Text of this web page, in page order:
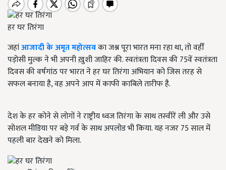
हर घर तिरंगा
जहांआजादी के अमृत महोत्सवका जश्न पूरा भारत मना रहा था, तो वहीँ
पड़ोसी मुल्क ने भी अपनी ख़ुशी जाहिर की. स्वतंत्रता दिवस की 75वें स्वतंत्रता
दिवस की वर्षगांठ पर भारत ने हर घर तिरंगा अभियान को जिस तरह से
सफल बनाया है, वह अपने आप में काफी काबिले तारीफ है.
देश के हर कोने से लोगों ने राष्ट्रीय ध्वज तिरंगा के साथ तस्वीरें ली और उसे
सोशल मीडिया पर बड़े गर्व के साथ अपलोड भी किया. यह नजर 75 साल में
पहली बार देखने को मिला.